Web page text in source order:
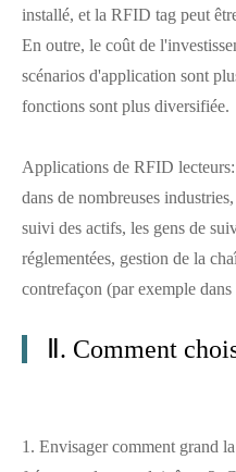
installé, et la RFID tag peut
En outre, le coût de
scénarios d'application sont
fonctions sont plus diversifiée.
Applications de RFID
dans de nombreuses
suivi des actifs, les gens de
réglementées, gestion de la
contrefaçon (par exemple
Ⅱ. Comment
1. Envisager comment grand